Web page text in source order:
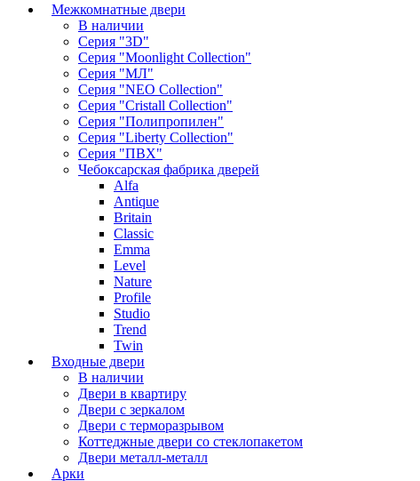
Межкомнатные двери
В наличии
Серия "3D"
Серия "Moonlight Collection"
Серия "МЛ"
Серия "NEO Collection"
Серия "Cristall Collection"
Серия "Полипропилен"
Серия "Liberty Collection"
Серия "ПВХ"
Чебоксарская фабрика дверей
Alfa
Antique
Britain
Classic
Emma
Level
Nature
Profile
Studio
Trend
Twin
Входные двери
В наличии
Двери в квартиру
Двери с зеркалом
Двери с терморазрывом
Коттеджные двери со стеклопакетом
Двери металл-металл
Арки